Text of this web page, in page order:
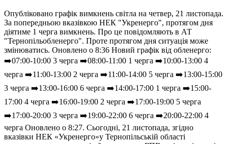
Опубліковано графік вимкнень світла на четвер, 21 листопада.
За попередньою вказівкою НЕК "Укренерго", протягом дня
діятиме 1 черга вимкнень. Про це повідомляють в АТ
"Тернопільобленерго". Проте протягом дня ситуація може
змінюватись. Оновлено о 8:36 Новий графік від обленерго:
➡️07:00-10:00 3 черга ➡️08:00-11:00 1 черга ➡️10:00-13:00 4
черга ➡️11:00-13:00 2 черга ➡️11:00-14:00 5 черга ➡️13:00-15:00
3 черга ➡️13:00-16:00 6 черга ➡️14:00-17:00 1 черга ➡️15:00-
17:00 4 черга ➡️16:00-19:00 2 черга ➡️17:00-19:00 5 черга
➡️17:00-20:00 3 черга ➡️19:00-22:00 6 черга ➡️20:00-22:00 4
черга Оновлено о 8:27. Сьогодні, 21 листопада, згідно
вказівки НЕК «Укренерго»у Тернопільській області